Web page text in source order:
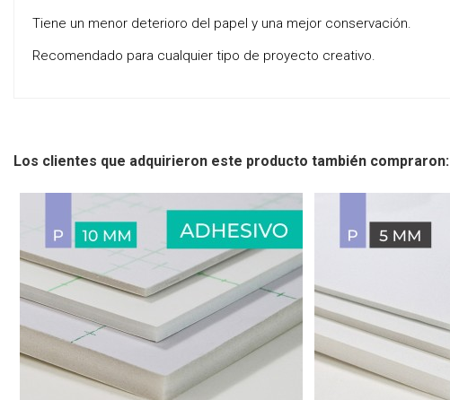
Tiene un menor deterioro del papel y una mejor conservación.
Recomendado para cualquier tipo de proyecto creativo.
Los clientes que adquirieron este producto también compraron: